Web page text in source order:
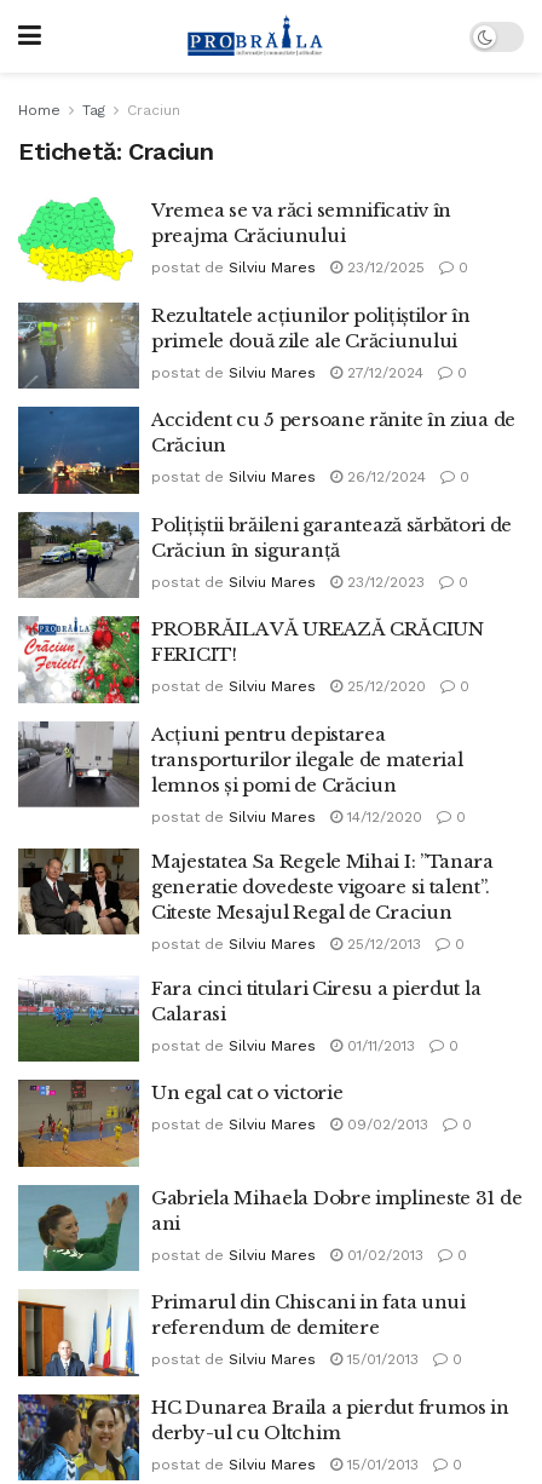
Home Tag Craciun
Etichetă: Craciun
Vremea se va răci semnificativ în
preajma Crăciunului
postat de Silviu Mares 23/12/2025 0
Rezultatele acțiunilor polițiștilor în
primele două zile ale Crăciunului
postat de Silviu Mares 27/12/2024 0
Accident cu 5 persoane rănite în ziua de
Crăciun
postat de Silviu Mares 26/12/2024 0
Polițiștii brăileni garantează sărbători de
Crăciun în siguranță
postat de Silviu Mares 23/12/2023 0
PROBRĂILA VĂ UREAZĂ CRĂCIUN
FERICIT!
postat de Silviu Mares 25/12/2020 0
Acțiuni pentru depistarea
transporturilor ilegale de material
lemnos și pomi de Crăciun
postat de Silviu Mares 14/12/2020 0
Majestatea Sa Regele Mihai I: ”Tanara
generatie dovedeste vigoare si talent”.
Citeste Mesajul Regal de Craciun
postat de Silviu Mares 25/12/2013 0
Fara cinci titulari Ciresu a pierdut la
Calarasi
postat de Silviu Mares 01/11/2013 0
Un egal cat o victorie
postat de Silviu Mares 09/02/2013 0
Gabriela Mihaela Dobre implineste 31 de
ani
postat de Silviu Mares 01/02/2013 0
Primarul din Chiscani in fata unui
referendum de demitere
postat de Silviu Mares 15/01/2013 0
HC Dunarea Braila a pierdut frumos in
derby-ul cu Oltchim
postat de Silviu Mares 15/01/2013 0